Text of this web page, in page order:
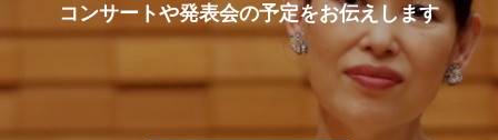
コ ンサー トや発表会の予定をお伝えします